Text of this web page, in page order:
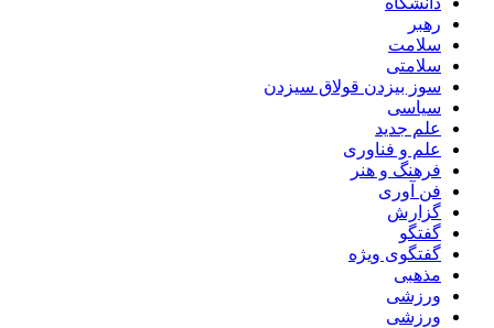
رهبر
سلامت
سلامتی
سوز بیزدن قولاق سیزدن
سیاسی
علم جدید
علم و فناوری
فرهنگ و هنر
فن آوری
گزارش
گفتگو
گفتگوی ویژه
مذهبی
ورزشی
ورزشی